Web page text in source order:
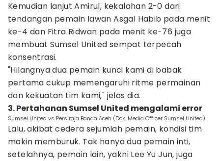
Kemudian lanjut Amirul, kekalahan 2-0 dari
tendangan pemain lawan Asgal Habib pada menit
ke-4 dan Fitra Ridwan pada menit ke-76 juga
membuat Sumsel United sempat terpecah
konsentrasi.
"Hilangnya dua pemain kunci kami di babak
pertama cukup memengaruhi ritme permainan
dan kekuatan tim kami," jelas dia.
3. Pertahanan Sumsel United mengalami error
Sumsel United vs Persiraja Banda Aceh (Dok. Media Officer Sumsel United)
Lalu, akibat cedera sejumlah pemain, kondisi tim
makin memburuk. Tak hanya dua pemain inti,
setelahnya, pemain lain, yakni Lee Yu Jun, juga